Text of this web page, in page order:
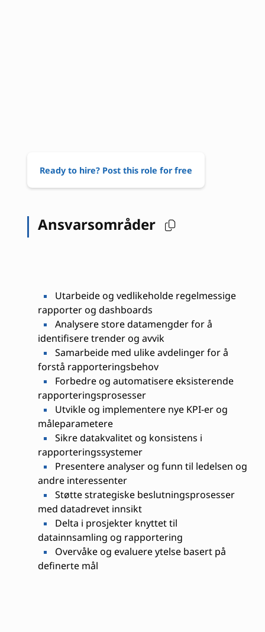
Ready to hire? Post this role for free
Ansvarsområder
Utarbeide og vedlikeholde regelmessige
rapporter og dashboards
Analysere store datamengder for å
identifisere trender og avvik
Samarbeide med ulike avdelinger for å
forstå rapporteringsbehov
Forbedre og automatisere eksisterende
rapporteringsprosesser
Utvikle og implementere nye KPI-er og
måleparametere
Sikre datakvalitet og konsistens i
rapporteringssystemer
Presentere analyser og funn til ledelsen og
andre interessenter
Støtte strategiske beslutningsprosesser
med datadrevet innsikt
Delta i prosjekter knyttet til
datainnsamling og rapportering
Overvåke og evaluere ytelse basert på
definerte mål